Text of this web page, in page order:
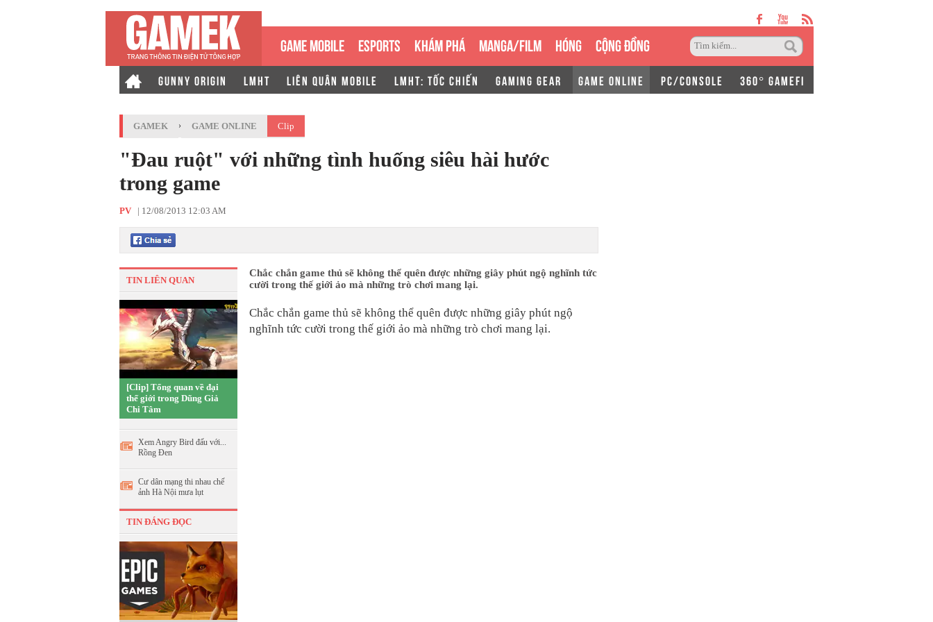
GAME MOBILE ESPORTS KHÁM PHÁ MANGA/FILM HÓNG CỘNG ĐỒNG
GUNNY ORIGIN LMHT LIÊN QUÂN MOBILE LMHT: TỐC CHIẾN GAMING GEAR GAME ONLINE PC/CONSOLE 360° GAMEFI
GAMEK › GAME ONLINE Clip
"Đau ruột" với những tình huống siêu hài hước
trong game
PV | 12/08/2013 12:03 AM
TIN LIÊN QUAN
[Clip] Tổng quan về đại
thế giới trong Dũng Giả
Chi Tâm
Xem Angry Bird đấu với...
Rồng Đen
Cư dân mạng thi nhau chế
ảnh Hà Nội mưa lụt
TIN ĐÁNG ĐỌC
Chắc chắn game thủ sẽ không thể quên được những giây phút ngộ nghĩnh tức
cười trong thế giới ảo mà những trò chơi mang lại.
Chắc chắn game thủ sẽ không thể quên được những giây phút ngộ
nghĩnh tức cười trong thế giới ảo mà những trò chơi mang lại.